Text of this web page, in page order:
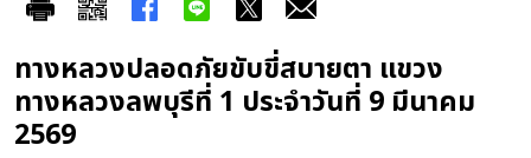
ทางหลวงปลอดภัยขับขี่สบายตา แขวง
ทางหลวงลพบุรีที่ 1 ประจำวันที่ 9 มีนาคม
2569